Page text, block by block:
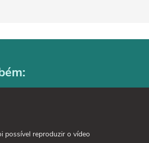
possível reproduzir o vídeo